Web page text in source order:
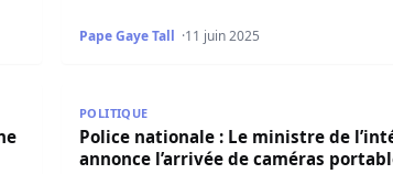
Pape Gaye Tall 11 juin 2025
Police nationale : Le ministre de
POLITIQUE
Police nationale : Le ministre de
annonce l’arrivée de caméras